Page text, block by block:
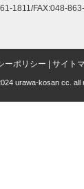
1811/FAX:048-
ーポリシー サイト
urawa-kosan cc. all